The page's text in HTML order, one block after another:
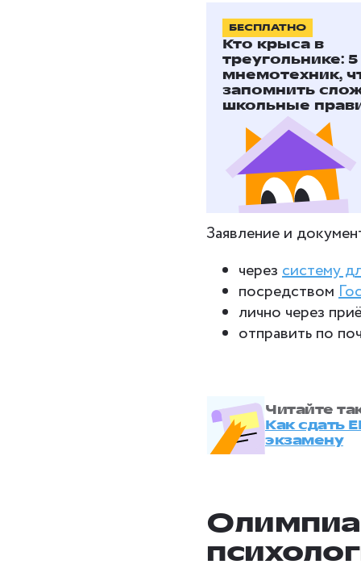
БЕСПЛАТНО
Кто крыса в
треугольнике: 5
мнемотехник,
запомнить
школьные
На сайте ВУЗа
заявление на
личное
документ,
документ об
документ,
учета;
фотография
заявление о
Заявление и
через систему
посредством
лично через
отправить по
Читайте
Как сдать
экзамену